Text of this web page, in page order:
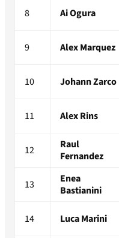
8 Ai Ogura
9 Alex Marquez
10 Johann Zarco
11 Alex Rins
12
Raul
Fernandez
13
Enea
Bastianini
14 Luca Marini